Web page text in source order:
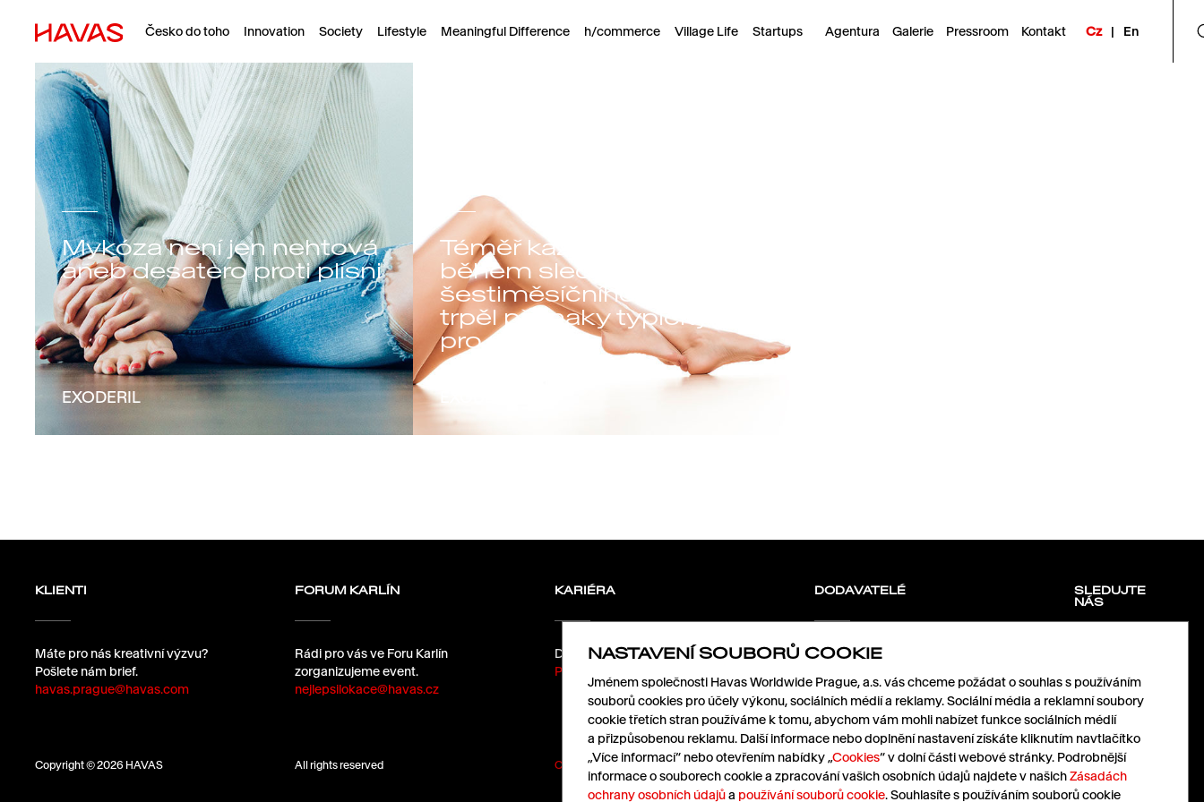
Česko do toho Innovation Society Lifestyle Meaningful Difference h/commerce Village Life Startups Agentura Galerie Pressroom Kontakt Cz | En
Mykóza není jen nehtová
aneb desatero proti plísni
EXODERIL
Téměř každý druhý Čech
během sledovaného
šestiměsíčního období
trpěl příznaky typickými
pro mykózu
EXODERIL
KLIENTI
Máte pro nás kreativní výzvu?
Pošlete nám brief.
havas.prague@havas.com
FORUM KARLÍN
Rádi pro vás ve Foru Karlín
zorganizujeme event.
nejlepsilokace@havas.cz
KARIÉRA
Dáme kafe?
Pošlete nám životopis.
DODAVATELÉ
Pojďme spolu růst.
nabidky@havas.cz
SLEDUJTE
NÁS
Facebook
Instagram
X
Copyright © 2026 HAVAS All rights reserved Cookies | Ochrana údajů Pressroom Cz | En
NASTAVENÍ SOUBORŮ COOKIE
Jménem společnosti Havas Worldwide Prague, a.s. vás chceme požádat o souhlas s používáním
souborů cookies pro účely výkonu, sociálních médií a reklamy. Sociální média a reklamní soubory
cookie třetích stran používáme k tomu, abychom vám mohli nabízet funkce sociálních médií
a přizpůsobenou reklamu. Další informace nebo doplnění nastavení získáte kliknutím navtlačítko
„Více informací“ nebo otevřením nabídky „Cookies“ v dolní části webové stránky. Podrobnější
informace o souborech cookie a zpracování vašich osobních údajů najdete v našichZásadách
ochrany osobních údajůa používání souborů cookie. Souhlasíte s používáním souborů cookie